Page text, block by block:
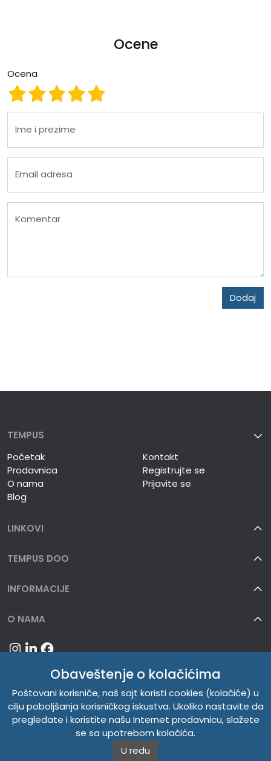
Ocene
Ocena
Ocena 5
Ocena 4
Ocena 3
Ocena 2
Ocena 1
Ime i prezime
Email adresa
Komentar
Dodaj
TEMPUS
Početak
Prodavnica
O nama
Blog
Kontakt
Registrujte se
Prijavite se
LINKOVI
TEMPUS DOO
INFORMACIJE
O NAMA
Obaveštenje o kolačićima
Poštovani korisniče, naš sajt koristi cookies (kolačiće) u
cilju poboljšanja korisničkog iskustva. Ukoliko nastavite da
pregledate i koristite našu Internet prodavnicu, slažete
se sa upotrebom kolačića.
U redu